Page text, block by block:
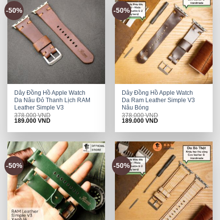
-50%
Dây Đồng Hồ Apple Watch
Da Nâu Đỏ Thanh Lịch RAM
Leather Simple V3
378.000VND
Original
was:
189.000VNDCurrent
is:
-50%
Dây Đồng Hồ Apple Watch
Da Ram Leather Simple V3
Nâu Bóng
378.000VND
Original
was:
189.000VNDCurrent
is:
-50% -50%